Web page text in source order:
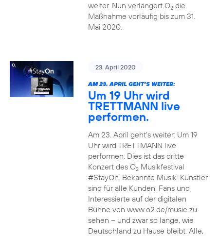
weiter. Nun verlängert O2die
Maßnahme vorläufig bis zum 31.
Mai 2020.
23. April 2020
AM 23. APRIL GEHT’S WEITER:
Um 19 Uhr wird
TRETTMANN live
performen.
Am 23. April geht’s weiter: Um 19
Uhr wird TRETTMANN live
performen. Dies ist das dritte
Konzert des O2Musikfestival
#StayOn. Bekannte Musik-Künstler
sind für alle Kunden, Fans und
Interessierte auf der digitalen
Bühne von www.o2.de/music zu
sehen – und zwar so lange, wie
Deutschland zu Hause bleibt. Alle,